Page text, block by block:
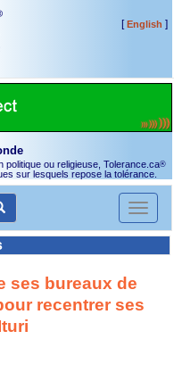
[English ]
politique ou religieuse, Tolerance.ca®
sur lesquels repose la tolérance.
Toggle
ses bureaux de
recentrer ses